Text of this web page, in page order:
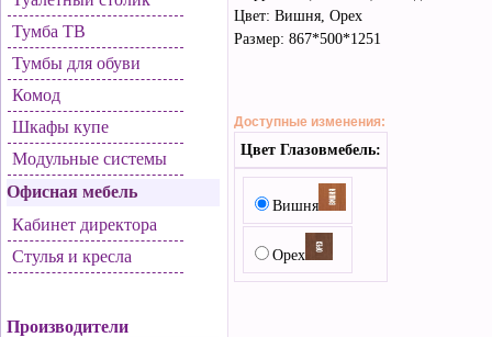
Тумба ТВ
Тумбы для обуви
Комод
Шкафы купе
Модульные системы
Офисная мебель
Кабинет директора
Стулья и кресла
Производители
Цвет: Вишня, Орех
Размер: 867*500*1251
Доступные изменения:
Цвет Глазовмебель:
Вишня
Орех